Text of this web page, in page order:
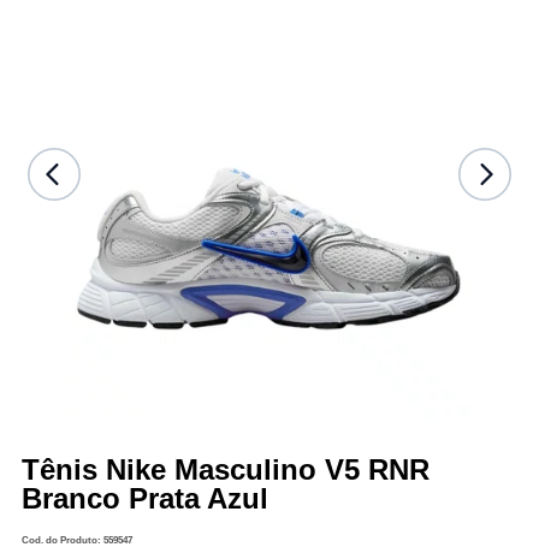
Tênis Nike Masculino V5 RNR
Branco Prata Azul
Cod. do Produto: 559547